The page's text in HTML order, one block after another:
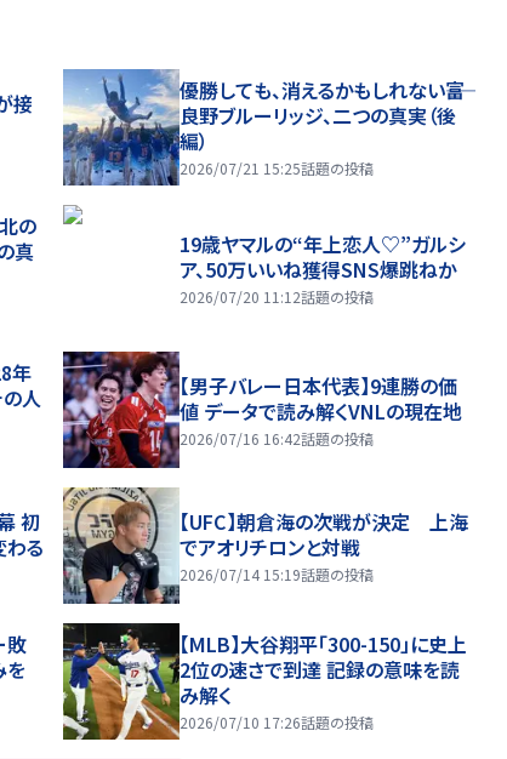
接
優勝しても、消えるかもしれない――富
良野ブルーリッジ、二つの真実（後
編）
2026/07/21 15:25話題の投稿
の
真
19歳ヤマルの“年上恋人♡”ガルシ
ア、50万いいね獲得SNS爆跳ねか
2026/07/20 11:12話題の投稿
年
人
【男子バレー日本代表】9連勝の価
値 データで読み解くVNLの現在地
2026/07/16 16:42話題の投稿
初
わる
【UFC】朝倉海の次戦が決定 上海
でアオリチロンと対戦
2026/07/14 15:19話題の投稿
敗
を
【MLB】大谷翔平「300-150」に史上
2位の速さで到達 記録の意味を読
み解く
2026/07/10 17:26話題の投稿